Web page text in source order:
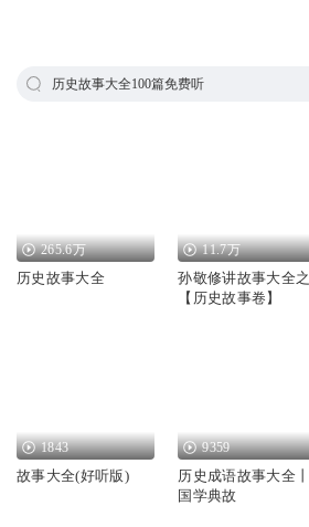
历史故事大全100篇免费听
265.6万
历史故事大全
11.7万
孙敬修讲故事大全之
【历史故事卷】
1843
故事大全(好听版)
9359
历史成语故事大全丨
国学典故